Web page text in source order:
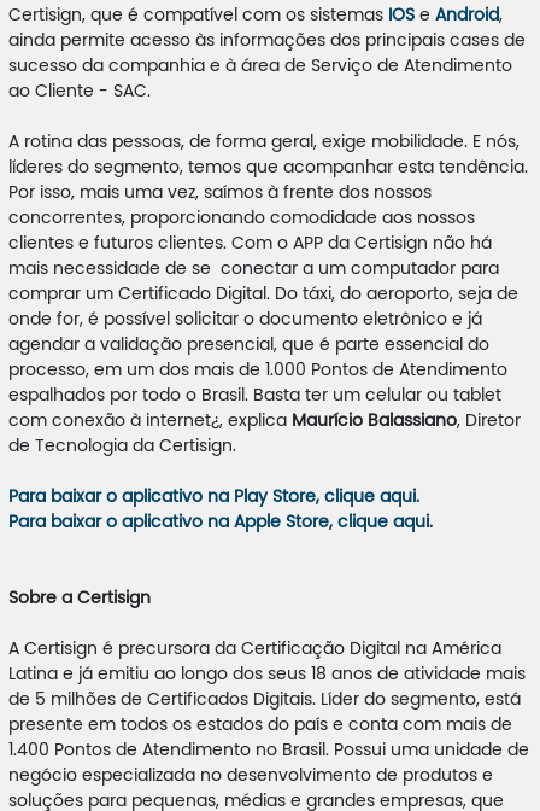
Certisign, que é compatível com os sistemasIOSe Android,
ainda permite acesso às informações dos principais cases de
sucesso da companhia e à área de Serviço de Atendimento
ao Cliente - SAC.
A rotina das pessoas, de forma geral, exige mobilidade. E nós,
líderes do segmento, temos que acompanhar esta tendência.
Por isso, mais uma vez, saímos à frente dos nossos
concorrentes, proporcionando comodidade aos nossos
clientes e futuros clientes. Com o APP da Certisign não há
mais necessidade de se conectar a um computador para
comprar um Certificado Digital. Do táxi, do aeroporto, seja de
onde for, é possível solicitar o documento eletrônico e já
agendar a validação presencial, que é parte essencial do
processo, em um dos mais de 1.000 Pontos de Atendimento
espalhados por todo o Brasil. Basta ter um celular ou tablet
com conexão à internet¿, explica Maurício Balassiano, Diretor
de Tecnologia da Certisign.
Para baixar o aplicativo na Play Store, clique aqui.
Para baixar o aplicativo na Apple Store, clique aqui.
Sobre a Certisign
A Certisign é precursora da Certificação Digital na América
Latina e já emitiu ao longo dos seus 18 anos de atividade mais
de 5 milhões de Certificados Digitais. Líder do segmento, está
presente em todos os estados do país e conta com mais de
1.400 Pontos de Atendimento no Brasil. Possui uma unidade de
negócio especializada no desenvolvimento de produtos e
soluções para pequenas, médias e grandes empresas, que